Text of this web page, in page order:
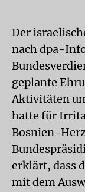
Der
nach dpa-
geplante
Aktivitäten
hatte für
Bosnien-
erklärt, dass
mit dem